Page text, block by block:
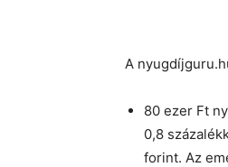
A
80 ezer Ft
0,8
forint. Az